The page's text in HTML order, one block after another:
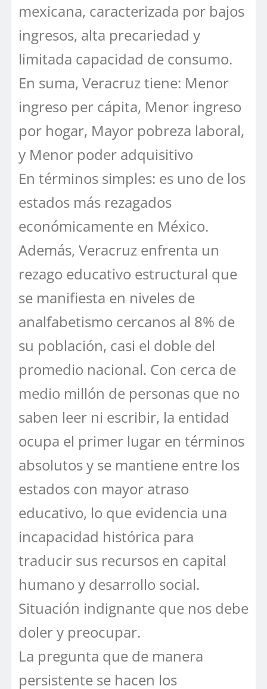
mexicana, caracterizada por bajos
ingresos, alta precariedad y
limitada capacidad de consumo.
En suma, Veracruz tiene: Menor
ingreso per cápita, Menor ingreso
por hogar, Mayor pobreza laboral,
y Menor poder adquisitivo
En términos simples: es uno de los
estados más rezagados
económicamente en México.
Además, Veracruz enfrenta un
rezago educativo estructural que
se manifiesta en niveles de
analfabetismo cercanos al 8% de
su población, casi el doble del
promedio nacional. Con cerca de
medio millón de personas que no
saben leer ni escribir, la entidad
ocupa el primer lugar en términos
absolutos y se mantiene entre los
estados con mayor atraso
educativo, lo que evidencia una
incapacidad histórica para
traducir sus recursos en capital
humano y desarrollo social.
Situación indignante que nos debe
doler y preocupar.
La pregunta que de manera
persistente se hacen los